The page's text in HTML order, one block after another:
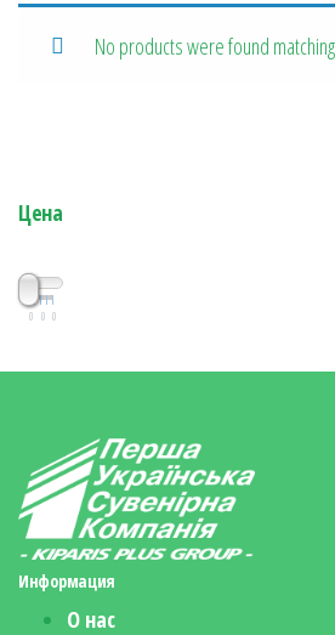
No products were found
Цена
0 0 0
Информация
О нас